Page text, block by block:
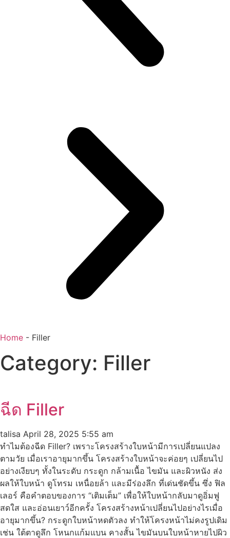
Home - Filler
Category: Filler
ฉีด Filler
talisa April 28, 2025 5:55 am
ทำไมต้องฉีด Filler? เพราะโครงสร้างใบหน้ามีการเปลี่ยนแปลง
ตามวัย เมื่อเราอายุมากขึ้น โครงสร้างใบหน้าจะค่อยๆ เปลี่ยนไป
อย่างเงียบๆ ทั้งในระดับ กระดูก กล้ามเนื้อ ไขมัน และผิวหนัง ส่ง
ผลให้ใบหน้า ดูโทรม เหนื่อยล้า และมีร่องลึก ที่เด่นชัดขึ้น ซึ่ง ฟิล
เลอร์ คือคำตอบของการ “เติมเต็ม” เพื่อให้ใบหน้ากลับมาดูอิ่มฟู
สดใส และอ่อนเยาว์อีกครั้ง โครงสร้างหน้าเปลี่ยนไปอย่างไรเมื่อ
อายุมากขึ้น? กระดูกใบหน้าหดตัวลง ทำให้โครงหน้าไม่คงรูปเดิม
เช่น ใต้ตาดูลึก โหนกแก้มแบน คางสั้น ไขมันบนใบหน้าหายไปผิว